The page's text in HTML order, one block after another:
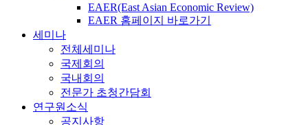
EAER(East Asian Economic Review)
EAER 홈페이지 바로가기
세미나
전체세미나
국제회의
국내회의
전문가 초청간담회
연구원소식
공지사항